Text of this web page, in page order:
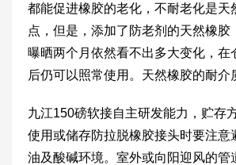
都能促进橡胶的老化，不耐老化是天
点，但是，添加了防老剂的天然橡胶
曝晒两个月依然看不出多大变化，在
后仍可以照常使用。天然橡胶的耐介
九江150磅软接自主研发能力，贮存
使用或储存防拉脱橡胶接头时要注意
油及酸碱环境。室外或向阳迎风的管